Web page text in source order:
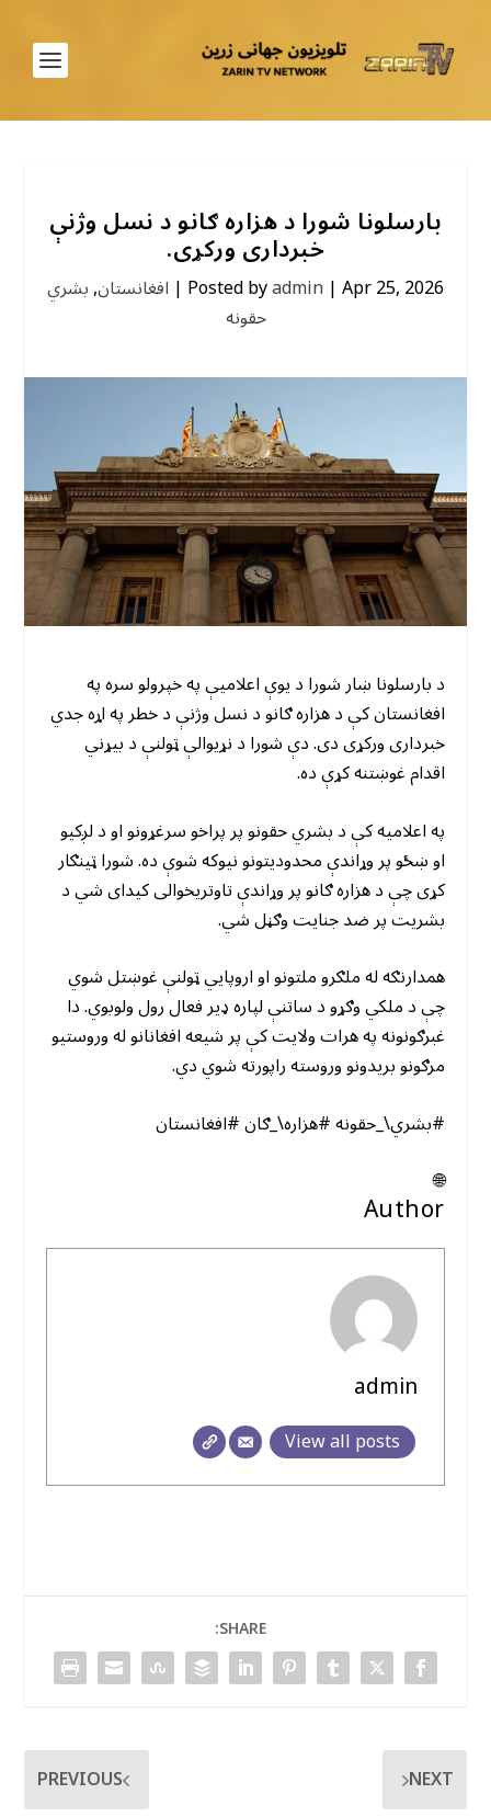
بارسلونا شورا د هزاره ګانو د نسل وژنې
خبرداری ورکړی.
Posted byadmin | Apr 25, 2026
| افغانستان,بشري
حقونه
د بارسلونا ښار شورا د یوې اعلامیې په خپرولو سره په
افغانستان کې د هزاره ګانو د نسل وژنې د خطر په اړه جدي
خبرداری ورکړی دی. دې شورا د نړیوالې ټولنې د بیړني
اقدام غوښتنه کړې ده.
په اعلامیه کې د بشري حقونو پر پراخو سرغړونو او د لږکیو
او ښځو پر وړاندې محدودیتونو نیوکه شوې ده. شورا ټینګار
کړی چې د هزاره ګانو پر وړاندې تاوتریخوالی کیدای شي د
بشریت پر ضد جنایت وګڼل شي.
همدارنګه له ملګرو ملتونو او اروپایي ټولنې غوښتل شوي
چې د ملکي وګړو د ساتنې لپاره ډیر فعال رول ولوبوي. دا
غبرګونونه په هرات ولایت کې پر شیعه افغانانو له وروستیو
مرګونو بریدونو وروسته راپورته شوي دي.
#بشري\_حقونه #هزاره\_ګان #افغانستان
🌐
Author
admin
View all posts
SHARE:
PREVIOUS
NEXT